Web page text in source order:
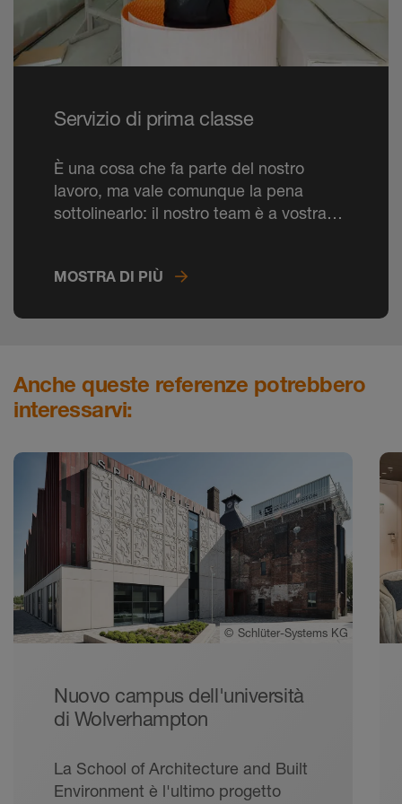
Servizio di prima classe
È una cosa che fa parte del nostro
lavoro, ma vale comunque la pena
sottolinearlo: il nostro team è a vostra
telefono e in cantiere.
MOSTRA DI PIÙ
Anche queste referenze potrebbero
interessarvi:
© Schlüter-Systems KG
Nuovo campus dell'università
di Wolverhampton
La School of Architecture and Built
Environment è l'ultimo progetto